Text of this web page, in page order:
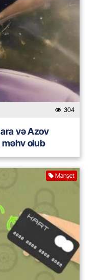
304
və Azov
olub
Manşet